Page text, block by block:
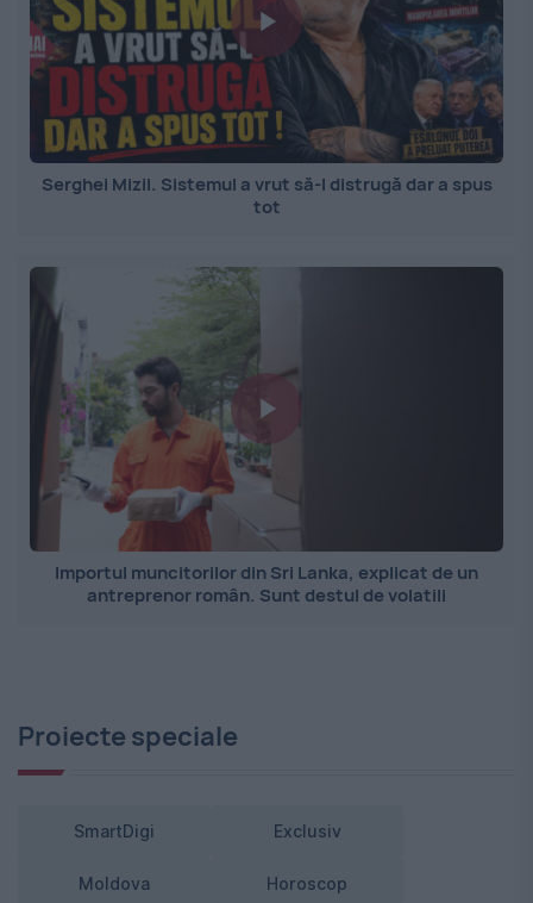
Serghei Mizil. Sistemul a vrut să-l distrugă dar a spus
tot
Importul muncitorilor din Sri Lanka, explicat de un
antreprenor român. Sunt destul de volatili
Proiecte speciale
SmartDigi Exclusiv
Moldova Horoscop